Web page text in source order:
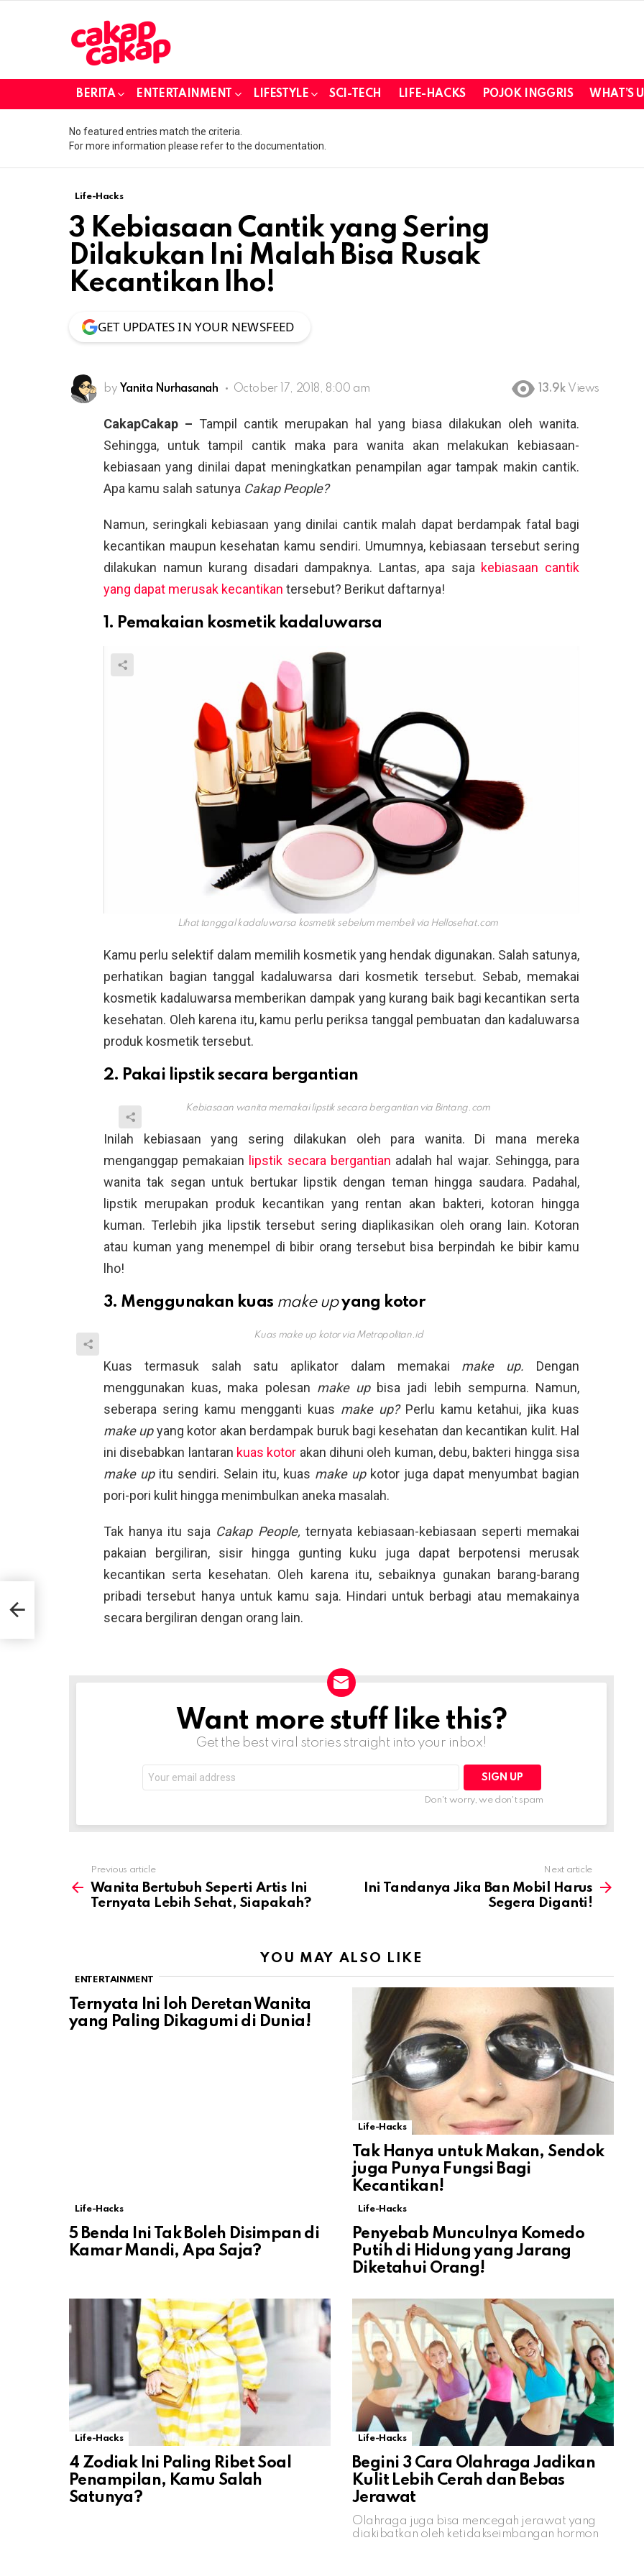
BERITA ENTERTAINMENT LIFESTYLE SCI-TECH LIFE-HACKS POJOK INGGRIS WHAT’S
No featured entries match the criteria.
For more information please refer to the documentation.
Life-Hacks
3 Kebiasaan Cantik yang Sering
Dilakukan Ini Malah Bisa Rusak
Kecantikan lho!
GET UPDATES IN YOUR NEWSFEED
by Yanita Nurhasanah October 17, 2018, 8:00 am 13.9k Views
CakapCakap – Tampil cantik merupakan hal yang biasa dilakukan oleh wanita.
Sehingga, untuk tampil cantik maka para wanita akan melakukan kebiasaan-
kebiasaan yang dinilai dapat meningkatkan penampilan agar tampak makin cantik.
Apa kamu salah satunya Cakap People?
Namun, seringkali kebiasaan yang dinilai cantik malah dapat berdampak fatal bagi
kecantikan maupun kesehatan kamu sendiri. Umumnya, kebiasaan tersebut sering
dilakukan namun kurang disadari dampaknya. Lantas, apa saja kebiasaan cantik
yang dapat merusak kecantikan tersebut? Berikut daftarnya!
1. Pemakaian kosmetik kadaluwarsa
Lihat tanggal kadaluwarsa kosmetik sebelum membeli via Hellosehat.com
Kamu perlu selektif dalam memilih kosmetik yang hendak digunakan. Salah satunya,
perhatikan bagian tanggal kadaluwarsa dari kosmetik tersebut. Sebab, memakai
kosmetik kadaluwarsa memberikan dampak yang kurang baik bagi kecantikan serta
kesehatan. Oleh karena itu, kamu perlu periksa tanggal pembuatan dan kadaluwarsa
produk kosmetik tersebut.
2. Pakai lipstik secara bergantian
Kebiasaan wanita memakai lipstik secara bergantian via Bintang.com
Inilah kebiasaan yang sering dilakukan oleh para wanita. Di mana mereka
menganggap pemakaian lipstik secara bergantian adalah hal wajar. Sehingga, para
wanita tak segan untuk bertukar lipstik dengan teman hingga saudara. Padahal,
lipstik merupakan produk kecantikan yang rentan akan bakteri, kotoran hingga
kuman. Terlebih jika lipstik tersebut sering diaplikasikan oleh orang lain. Kotoran
atau kuman yang menempel di bibir orang tersebut bisa berpindah ke bibir kamu
lho!
3. Menggunakan kuas make upyang kotor
Kuas make up kotor via Metropolitan.id
Kuas termasuk salah satu aplikator dalam memakai make up. Dengan
menggunakan kuas, maka polesan make up bisa jadi lebih sempurna. Namun,
seberapa sering kamu mengganti kuas make up? Perlu kamu ketahui, jika kuas
make upyang kotor akan berdampak buruk bagi kesehatan dan kecantikan kulit. Hal
ini disebabkan lantaran kuas kotor akan dihuni oleh kuman, debu, bakteri hingga sisa
make up itu sendiri. Selain itu, kuas make up kotor juga dapat menyumbat bagian
pori-pori kulit hingga menimbulkan aneka masalah.
Tak hanya itu saja Cakap People, ternyata kebiasaan-kebiasaan seperti memakai
pakaian bergiliran, sisir hingga gunting kuku juga dapat berpotensi merusak
kecantikan serta kesehatan. Oleh karena itu, sebaiknya gunakan barang-barang
pribadi tersebut hanya untuk kamu saja. Hindari untuk berbagi atau memakainya
secara bergiliran dengan orang lain.
NEWSLETTERWant more stuff like this?
Get the best viral stories straight into your inbox!
address:
Don't worry, we don't spam
more
Previous article
Wanita Bertubuh Seperti Artis Ini
Ternyata Lebih Sehat, Siapakah?
Next article
Ini Tandanya Jika Ban Mobil Harus
Segera Diganti!
YOU MAY ALSO LIKE
ENTERTAINMENT
Ternyata Ini loh Deretan Wanita
yang Paling Dikagumi di Dunia!
Life-Hacks
Tak Hanya untuk Makan, Sendok
juga Punya Fungsi Bagi
Kecantikan!
Life-Hacks
5 Benda Ini Tak Boleh Disimpan di
Kamar Mandi, Apa Saja?
Life-Hacks
Penyebab Munculnya Komedo
Putih di Hidung yang Jarang
Diketahui Orang!
Life-Hacks
4 Zodiak Ini Paling Ribet Soal
Penampilan, Kamu Salah
Satunya?
Life-Hacks
Begini 3 Cara Olahraga Jadikan
Kulit Lebih Cerah dan Bebas
Jerawat
Olahraga juga bisa mencegah jerawat yang
diakibatkan oleh ketidakseimbangan hormon